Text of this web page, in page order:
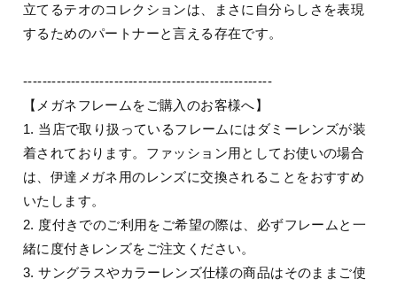
立てるテオのコレクションは、まさに自分らしさを表現
するためのパートナーと言える存在です。
----------------------------------------------------
【メガネフレームをご購入のお客様へ】
1. 当店で取り扱っているフレームにはダミーレンズが装
着されております。ファッション用としてお使いの場合
は、伊達メガネ用のレンズに交換されることをおすすめ
いたします。
2. 度付きでのご利用をご希望の際は、必ずフレームと一
緒に度付きレンズをご注文ください。
3. サングラスやカラーレンズ仕様の商品はそのままご使